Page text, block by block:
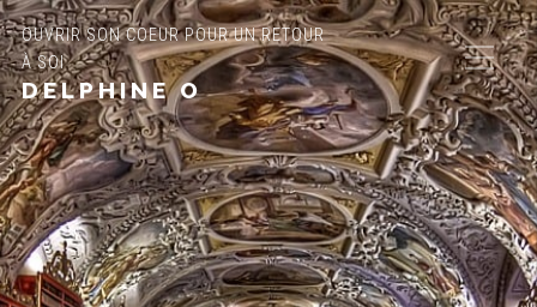
OUVRIR SON COEUR POUR UN RETOUR
À SOI
DELPHINE O